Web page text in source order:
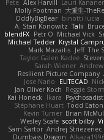
Pete Alex Harvill Lauri
Molly Footman 大重生-
OddlyBigBear binotti lucia
A. Stan Konowitz Talii
blendFX Petr O Michael Vick
Michael Tedder Krystal
Mark Mazaitis Jeff The
Taylor Galen Kadee
Sarah Wiener
Resilient Picture Company
Jose Nario
ELITECAD
Jan Oliver Koch Reggie
Kai Honeck Íkara
Stéphane Huart Todd Eaton
Kevin Turner Brian
Wesley Scafe scott bilby
Sam Sartor Andrej Striezenec
Dumbass Dragon